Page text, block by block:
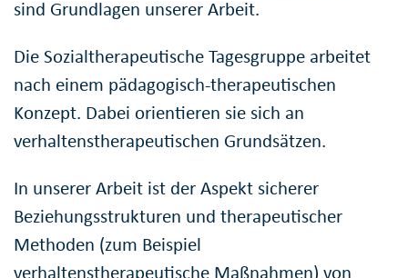
sind Grundlagen unserer Arbeit.
Die Sozialtherapeutische Tagesgruppe arbeitet
nach einem pädagogisch-therapeutischen
Konzept. Dabei orientieren sie sich an
verhaltenstherapeutischen Grundsätzen.
In unserer Arbeit ist der Aspekt sicherer
Beziehungsstrukturen und therapeutischer
Methoden (zum Beispiel
verhaltenstherapeutische Maßnahmen) von